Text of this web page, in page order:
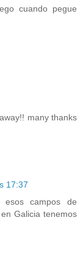
cuando pegue
many thanks
17:37
campos de
Galicia tenemos